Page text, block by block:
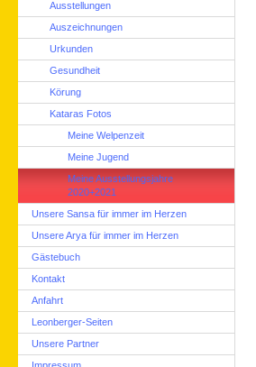
Ausstellungen
Auszeichnungen
Urkunden
Gesundheit
Körung
Kataras Fotos
Meine Welpenzeit
Meine Jugend
Meine Ausstellungsjahre
2020+2021
Unsere Sansa für immer im Herzen
Unsere Arya für immer im Herzen
Gästebuch
Kontakt
Anfahrt
Leonberger-Seiten
Unsere Partner